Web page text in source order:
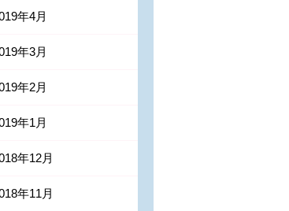
年4月
年3月
年2月
年1月
年12月
年11月